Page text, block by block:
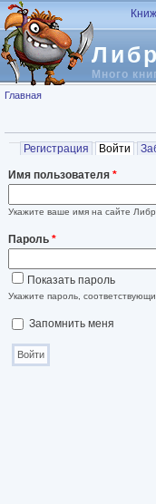
Перейти к основному
Много
Вы здесь
Главная
Главные вкладки
Регистрация Войти
Имя пользователя *
Укажите ваше имя на сайте
Пароль *
Показать пароль
Укажите пароль,
Запомнить меня